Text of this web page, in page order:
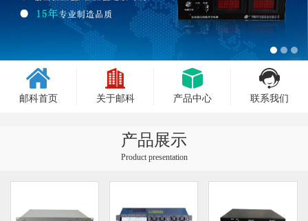
邮科首页 关于邮科 产品中心 联系我们
产品展示
Product presentation